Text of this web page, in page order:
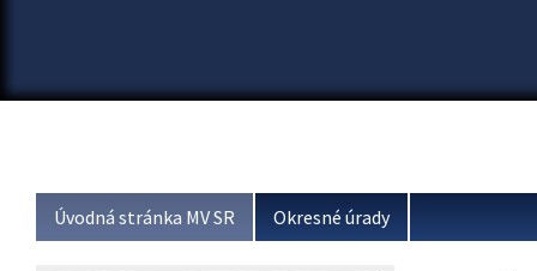
Úvodná stránka MV SR Okresné úrady